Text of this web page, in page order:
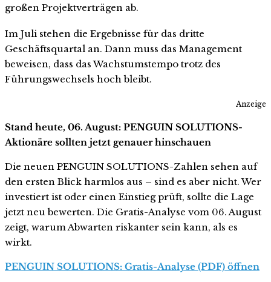
großen Projektverträgen ab.
Im Juli stehen die Ergebnisse für das dritte
Geschäftsquartal an. Dann muss das Management
beweisen, dass das Wachstumstempo trotz des
Führungswechsels hoch bleibt.
Anzeige
Stand heute, 06. August: PENGUIN SOLUTIONS-
Aktionäre sollten jetzt genauer hinschauen
Die neuen PENGUIN SOLUTIONS-Zahlen sehen auf
den ersten Blick harmlos aus – sind es aber nicht. Wer
investiert ist oder einen Einstieg prüft, sollte die Lage
jetzt neu bewerten. Die Gratis-Analyse vom 06. August
zeigt, warum Abwarten riskanter sein kann, als es
wirkt.
PENGUIN SOLUTIONS: Gratis-Analyse (PDF) öffnen